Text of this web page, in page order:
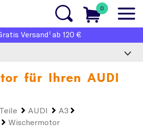
0
Versand1 ab 120 €
für Ihren AUDI
AUDI
A3
Wischermotor